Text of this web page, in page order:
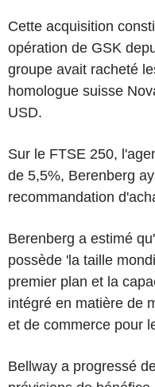
Cette acquisition
opération de GSK
groupe avait racheté
homologue suisse
USD.
Sur le FTSE 250,
de 5,5%, Berenberg
recommandation
Berenberg a estimé
possède 'la taille
premier plan et la
intégré en matière de
et de commerce pour
Bellway a progressé